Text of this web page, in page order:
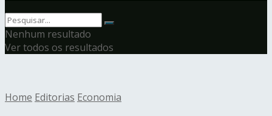
Nenhum resultado
Ver todos os resultados
Home Editorias Economia